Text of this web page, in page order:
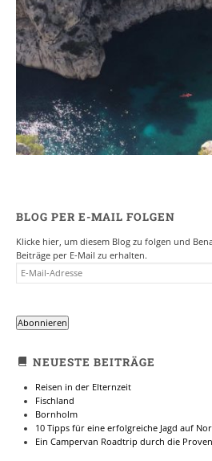
Ein Campervan
BLOG PER E-MAIL FOLGEN
Klicke hier, um diesem Blog zu folgen und
Beiträge per E-Mail zu erhalten.
E-
MAIL-
Abonnieren
NEUESTE BEITRÄGE
Reisen in der Elternzeit
Fischland
Bornholm
10 Tipps für eine erfolgreiche Jagd auf
Ein Campervan Roadtrip durch die